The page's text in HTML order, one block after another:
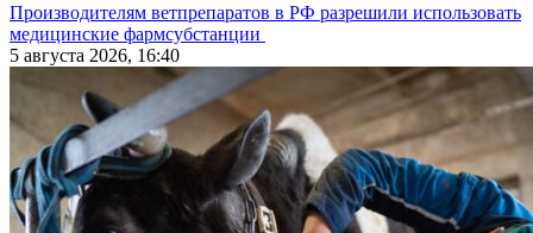
Производителям ветпрепаратов в РФ разрешили использовать
медицинские фармсубстанции
5 августа 2026, 16:40